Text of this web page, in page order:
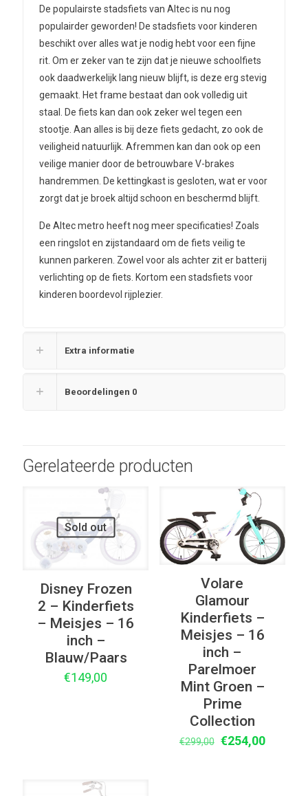
De populairste stadsfiets van Altec is nu nog
populairder geworden! De stadsfiets voor kinderen
beschikt over alles wat je nodig hebt voor een fijne
rit. Om er zeker van te zijn dat je nieuwe schoolfiets
ook daadwerkelijk lang nieuw blijft, is deze erg stevig
gemaakt. Het frame bestaat dan ook volledig uit
staal. De fiets kan dan ook zeker wel tegen een
stootje. Aan alles is bij deze fiets gedacht, zo ook de
veiligheid natuurlijk. Afremmen kan dan ook op een
veilige manier door de betrouwbare V-brakes
handremmen. De kettingkast is gesloten, wat er voor
zorgt dat je broek altijd schoon en beschermd blijft.
De Altec metro heeft nog meer specificaties! Zoals
een ringslot en zijstandaard om de fiets veilig te
kunnen parkeren. Zowel voor als achter zit er batterij
verlichting op de fiets. Kortom een stadsfiets voor
kinderen boordevol rijplezier.
Extra informatie
Beoordelingen 0
Gerelateerde producten
Sold out
Disney Frozen
2 – Kinderfiets
– Meisjes – 16
inch –
Blauw/Paars
€149,00
Volare
Glamour
Kinderfiets –
Meisjes – 16
inch –
Parelmoer
Mint Groen –
Prime
Collection
€299,00 Oorspronkelijke
€254,00Huidige